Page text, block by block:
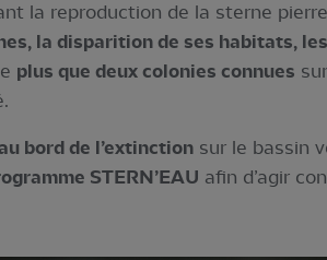
la reproduction de la sterne
la disparition de ses habitats,
plus que deux colonies connues
bord de l’extinctionsur le bassin
STERN’EAU afin d’agir